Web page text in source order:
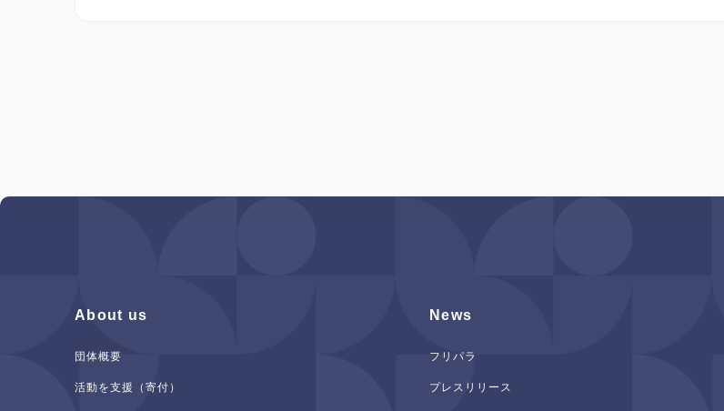
About us
団体概要
活動を支援（寄付）
News
フリパラ
プレスリリース